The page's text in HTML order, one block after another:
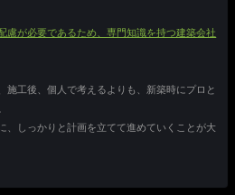
慮が必要であるため、専門知識を持つ建築会社
施工後、個人で考えるよりも、新築時にプロと
、しっかりと計画を立てて進めていくことが大